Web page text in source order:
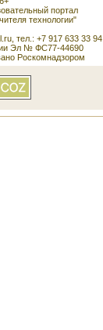
портал
технологии"
тел.: +7 917 633 33 94
Эл № ФС77-44690
Роскомнадзором